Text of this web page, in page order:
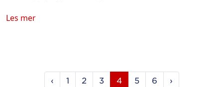
Les mer
‹ 1 2 3 4 5 6 ›